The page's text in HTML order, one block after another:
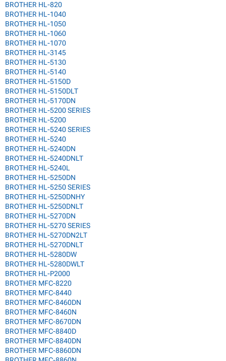
BROTHER HL-820
BROTHER HL-1040
BROTHER HL-1050
BROTHER HL-1060
BROTHER HL-1070
BROTHER HL-3145
BROTHER HL-5130
BROTHER HL-5140
BROTHER HL-5150D
BROTHER HL-5150DLT
BROTHER HL-5170DN
BROTHER HL-5200 SERIES
BROTHER HL-5200
BROTHER HL-5240 SERIES
BROTHER HL-5240
BROTHER HL-5240DN
BROTHER HL-5240DNLT
BROTHER HL-5240L
BROTHER HL-5250DN
BROTHER HL-5250 SERIES
BROTHER HL-5250DNHY
BROTHER HL-5250DNLT
BROTHER HL-5270DN
BROTHER HL-5270 SERIES
BROTHER HL-5270DN2LT
BROTHER HL-5270DNLT
BROTHER HL-5280DW
BROTHER HL-5280DWLT
BROTHER HL-P2000
BROTHER MFC-8220
BROTHER MFC-8440
BROTHER MFC-8460DN
BROTHER MFC-8460N
BROTHER MFC-8670DN
BROTHER MFC-8840D
BROTHER MFC-8840DN
BROTHER MFC-8860DN